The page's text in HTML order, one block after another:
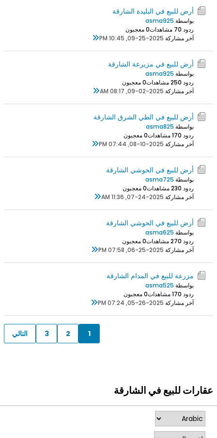
أرض للبيع في البليدة الشارقة
بواسطة asma925
ردود 0
7 مشاهدات
0 معجبون
آخر مشاركة 09-25-2025, 10:45 PM
أرض للبيع في مزيرعة الشارقة
بواسطة asma925
ردود 0
25 مشاهدات
0 معجبون
آخر مشاركة 09-02-2025, 08:17 AM
أرض للبيع في الطي الشرق الشارقة
بواسطة asma825
ردود 0
17 مشاهدات
0 معجبون
آخر مشاركة 08-10-2025, 07:44 PM
أرض للبيع في الحوشي الشارقة
بواسطة asma725
ردود 0
23 مشاهدات
0 معجبون
آخر مشاركة 07-24-2025, 11:36 AM
أرض للبيع في الحوشي الشارقة
بواسطة asma625
ردود 0
27 مشاهدات
0 معجبون
آخر مشاركة 06-25-2025, 07:58 PM
مزرعة للبيع في المدام الشارقة
بواسطة asma525
ردود 0
17 مشاهدات
0 معجبون
آخر مشاركة 05-26-2025, 07:24 PM
1
2
3 التالي
عقارات للبيع في الشارقة